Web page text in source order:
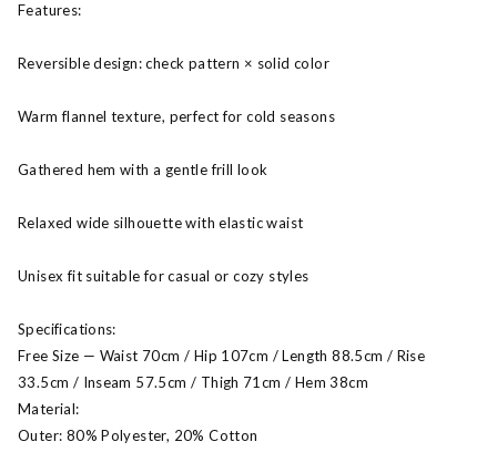
Features:
Reversible design: check pattern × solid color
Warm flannel texture, perfect for cold seasons
Gathered hem with a gentle frill look
Relaxed wide silhouette with elastic waist
Unisex fit suitable for casual or cozy styles
Specifications:
Free Size — Waist 70cm / Hip 107cm / Length 88.5cm / Rise
33.5cm / Inseam 57.5cm / Thigh 71cm / Hem 38cm
Material:
Outer: 80% Polyester, 20% Cotton